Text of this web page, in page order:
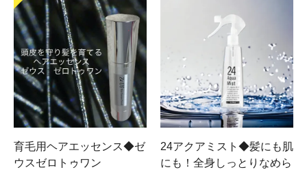
育毛用ヘアエッセンス◆ゼ
ウスゼロトゥワン
24アクアミスト◆髪にも肌
にも！全身しっとりなめら